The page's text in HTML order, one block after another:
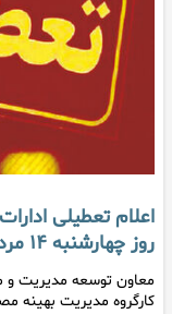
اعلام تعطیلی
روز چهارشنبه ۱۴ مرداد
معاون توسعه مدیریت و
کارگروه مدیریت بهینه